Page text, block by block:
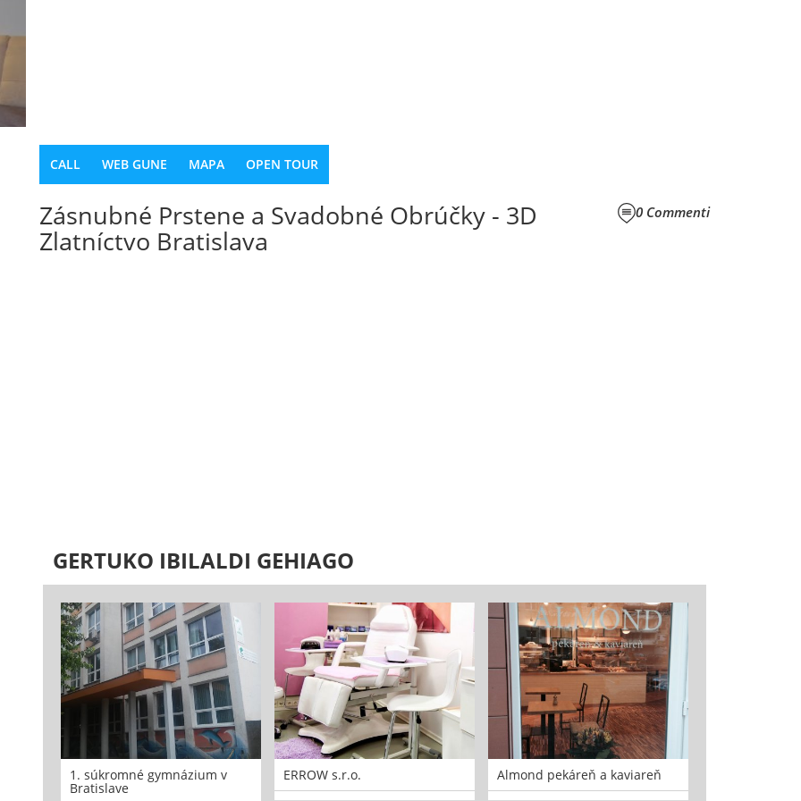
CALL WEB GUNE MAPA OPEN TOUR
0 Commenti
Zásnubné Prstene a Svadobné Obrúčky - 3D
Zlatníctvo Bratislava
GERTUKO IBILALDI GEHIAGO
1. súkromné gymnázium v
Bratislave
ERROW s.r.o. Almond pekáreň a kaviareň